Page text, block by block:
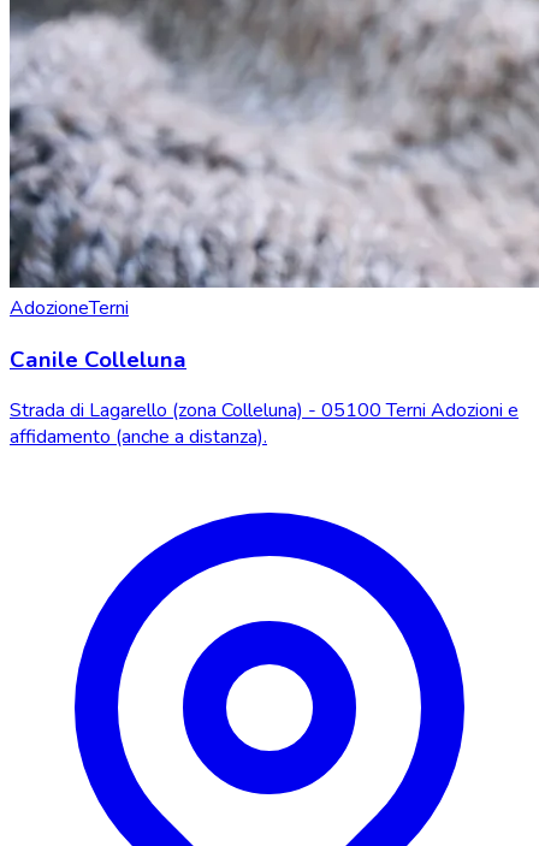
AdozioneTerni
Canile Colleluna
Strada di Lagarello (zona Colleluna) - 05100 Terni Adozioni e
affidamento (anche a distanza).